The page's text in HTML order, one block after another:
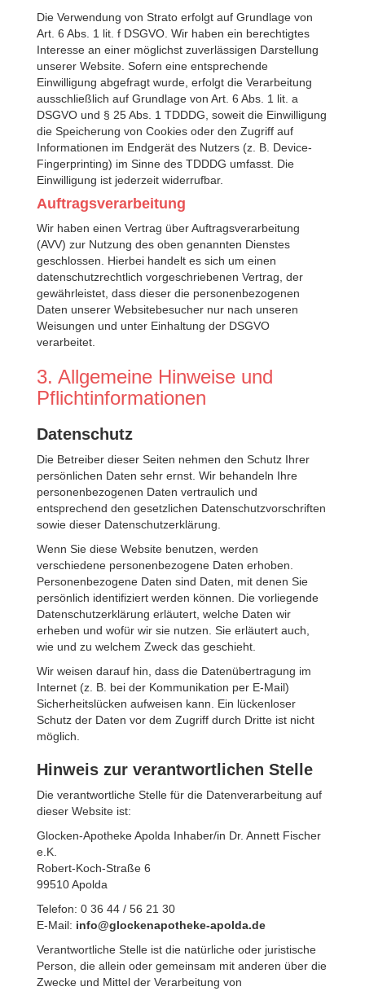
Die Verwendung von Strato erfolgt auf Grundlage von
Art. 6 Abs. 1 lit. f DSGVO. Wir haben ein berechtigtes
Interesse an einer möglichst zuverlässigen Darstellung
unserer Website. Sofern eine entsprechende
Einwilligung abgefragt wurde, erfolgt die Verarbeitung
ausschließlich auf Grundlage von Art. 6 Abs. 1 lit. a
DSGVO und § 25 Abs. 1 TDDDG, soweit die Einwilligung
die Speicherung von Cookies oder den Zugriff auf
Informationen im Endgerät des Nutzers (z. B. Device-
Fingerprinting) im Sinne des TDDDG umfasst. Die
Einwilligung ist jederzeit widerrufbar.
Auftragsverarbeitung
Wir haben einen Vertrag über Auftragsverarbeitung
(AVV) zur Nutzung des oben genannten Dienstes
geschlossen. Hierbei handelt es sich um einen
datenschutzrechtlich vorgeschriebenen Vertrag, der
gewährleistet, dass dieser die personenbezogenen
Daten unserer Websitebesucher nur nach unseren
Weisungen und unter Einhaltung der DSGVO
verarbeitet.
3. Allgemeine Hinweise und
Pflicht­informationen
Datenschutz
Die Betreiber dieser Seiten nehmen den Schutz Ihrer
persönlichen Daten sehr ernst. Wir behandeln Ihre
personenbezogenen Daten vertraulich und
entsprechend den gesetzlichen Datenschutzvorschriften
sowie dieser Datenschutzerklärung.
Wenn Sie diese Website benutzen, werden
verschiedene personenbezogene Daten erhoben.
Personenbezogene Daten sind Daten, mit denen Sie
persönlich identifiziert werden können. Die vorliegende
Datenschutzerklärung erläutert, welche Daten wir
erheben und wofür wir sie nutzen. Sie erläutert auch,
wie und zu welchem Zweck das geschieht.
Wir weisen darauf hin, dass die Datenübertragung im
Internet (z. B. bei der Kommunikation per E-Mail)
Sicherheitslücken aufweisen kann. Ein lückenloser
Schutz der Daten vor dem Zugriff durch Dritte ist nicht
möglich.
Hinweis zur verantwortlichen Stelle
Die verantwortliche Stelle für die Datenverarbeitung auf
dieser Website ist:
Glocken-Apotheke Apolda Inhaber/in Dr. Annett Fischer
e.K.
Robert-Koch-Straße 6
99510 Apolda
Telefon: 0 36 44 / 56 21 30
E-Mail: info@glockenapotheke-apolda.de
Verantwortliche Stelle ist die natürliche oder juristische
Person, die allein oder gemeinsam mit anderen über die
Zwecke und Mittel der Verarbeitung von